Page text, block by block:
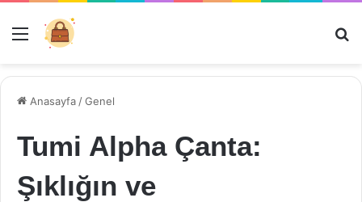
Menü
Anasayfa /Genel
Tumi Alpha Çanta:
Şıklığın ve